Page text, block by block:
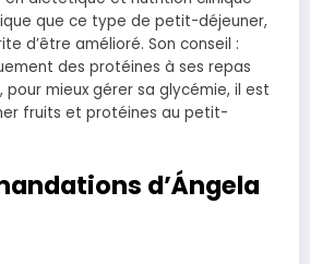
que ce type de petit-déjeuner,
d’être amélioré. Son conseil :
des protéines à ses repas
pour mieux gérer sa glycémie, il est
fruits et protéines au petit-
d’Ángela